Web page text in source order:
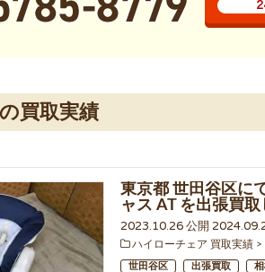
買取実績
東京都 世田谷区に
ャス AT を出張買
2023.10.26 公開
ハイローチェア 買取実績
世田谷区 出張買取